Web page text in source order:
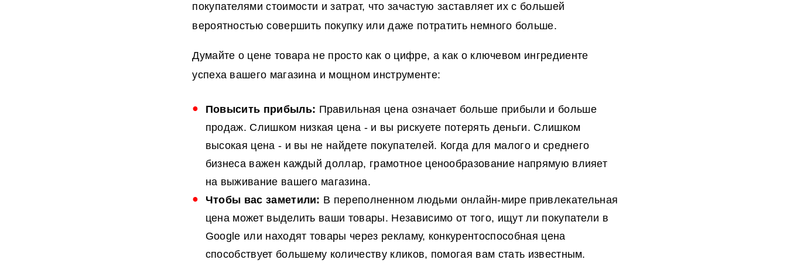
покупателями стоимости и затрат, что зачастую заставляет их с большей
вероятностью совершить покупку или даже потратить немного больше.
Думайте о цене товара не просто как о цифре, а как о ключевом ингредиенте
успеха вашего магазина и мощном инструменте:
Повысить прибыль: Правильная цена означает больше прибыли и больше
продаж. Слишком низкая цена - и вы рискуете потерять деньги. Слишком
высокая цена - и вы не найдете покупателей. Когда для малого и среднего
бизнеса важен каждый доллар, грамотное ценообразование напрямую влияет
на выживание вашего магазина.
Чтобы вас заметили: В переполненном людьми онлайн-мире привлекательная
цена может выделить ваши товары. Независимо от того, ищут ли покупатели в
Google или находят товары через рекламу, конкурентоспособная цена
способствует большему количеству кликов, помогая вам стать известным.